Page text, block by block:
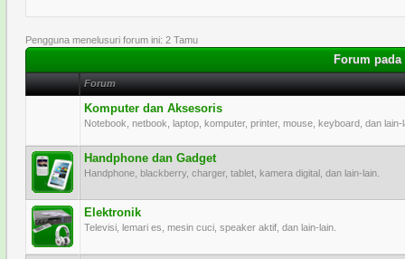
Pengguna menelusuri forum ini: 2 Tamu
Forum
Forum
Komputer dan Aksesoris
Notebook, netbook, laptop, komputer, printer, mouse, keyboard, dan lain-
Handphone dan Gadget
Handphone, blackberry, charger, tablet, kamera digital, dan lain-lain.
Elektronik
Televisi, lemari es, mesin cuci, speaker aktif, dan lain-lain.